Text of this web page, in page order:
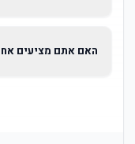
האם אתם מציעים